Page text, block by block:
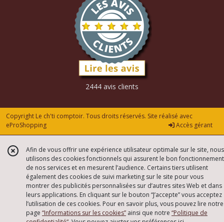
2444 avis clients
Copyright Le ch'ti comptoir. Tous droits réservés. Site réalisé avec
eProShopping
Accès gérant
Afin de vous offrir une expérience utilisateur optimale sur le site, nous
utilisons des cookies fonctionnels qui assurent le bon fonctionnement
de nos services et en mesurent l’audience. Certains tiers utilisent
également des cookies de suivi marketing sur le site pour vous
montrer des publicités personnalisées sur d’autres sites Web et dans
leurs applications. En cliquant sur le bouton “J’accepte” vous acceptez
l’utilisation de ces cookies. Pour en savoir plus, vous pouvez lire notre
page “Informations sur les cookies” ainsi que notre “Politique de